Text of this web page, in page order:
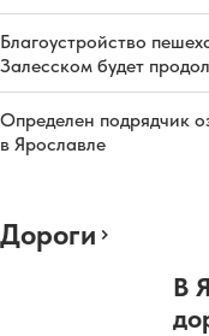
Благоустройство
Залесском будет
Определен подрядчик
в Ярославле
Дороги
В